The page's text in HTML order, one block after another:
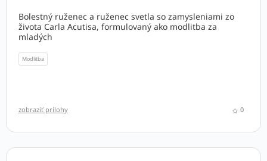
Bolestný ruženec a ruženec svetla so zamysleniami zo
života Carla Acutisa, formulovaný ako modlitba za
mladých
Modlitba
zobraziť prílohy 0